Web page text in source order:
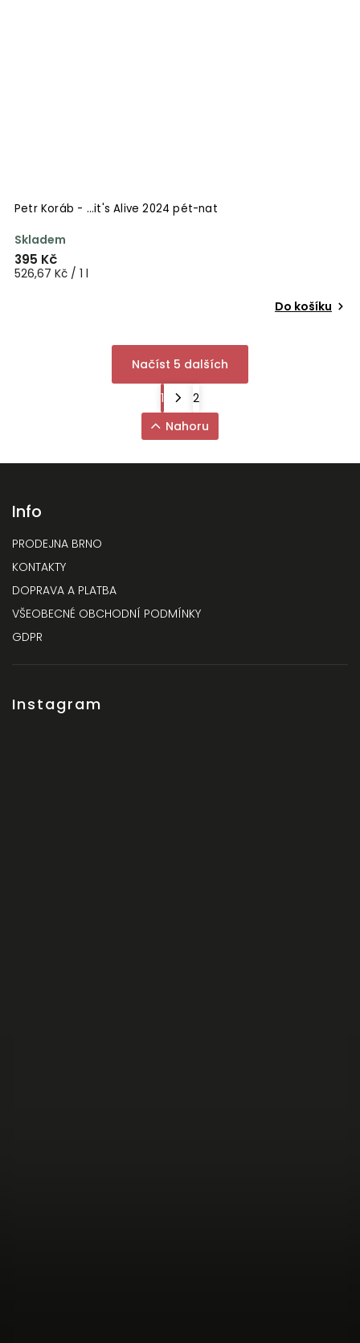
Petr Koráb - ...it's Alive 2024 pét-nat
Skladem
395 Kč
526,67 Kč / 1 l
Do košíku
Načíst 5 dalších
1
2
Nahoru
Info
PRODEJNA BRNO
KONTAKTY
DOPRAVA A PLATBA
VŠEOBECNÉ OBCHODNÍ PODMÍNKY
GDPR
Instagram